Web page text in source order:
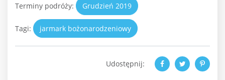
Terminy podróży: Grudzień 2019
Tagi: jarmark bożonarodzeniowy
Udostępnij: